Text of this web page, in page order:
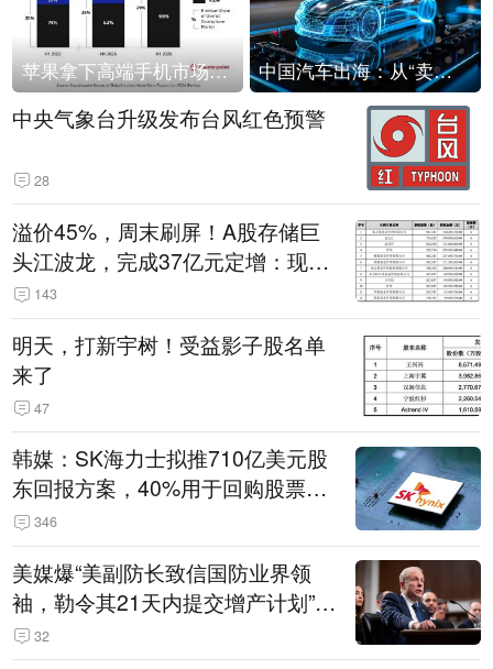
苹果拿下高端手机市场65%的份额：iPhone 17系列功不可没 中国汽车出海：从“卖出去”到“走进去”
中央气象台升级发布台风红色预警
28
溢价45%，周末刷屏！A股存储巨
头江波龙，完成37亿元定增：现价
386.6元，定增价560元
143
明天，打新宇树！受益影子股名单
来了
47
韩媒：SK海力士拟推710亿美元股
东回报方案，40%用于回购股票，
相当于美股发行规模
346
美媒爆“美副防长致信国防业界领
袖，勒令其21天内提交增产计划”，
五角大楼回应
32